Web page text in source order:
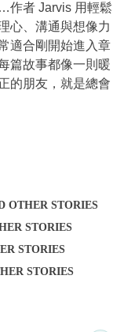
作者 Jarvis 用輕鬆
心、溝通與想像力
適合剛開始進入章
篇故事都像一則暖
的朋友，就是總會
OTHER STORIES
STORIES
STORIES
STORIES